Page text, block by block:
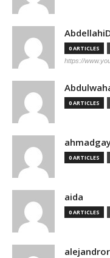
0 ARTICLES
https://
0 ARTICLES
0 ARTICLES
aida
0 ARTICLES